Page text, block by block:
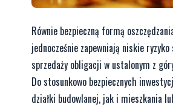
Równie bezpieczną formą
jednocześnie zapewniają niskie
sprzedaży obligacji w ustalonym z
Do stosunkowo bezpiecznych
działki budowlanej, jak i mieszkania